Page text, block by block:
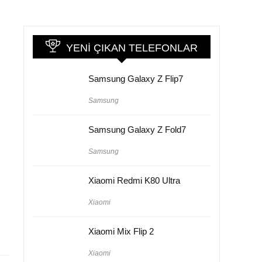
YENI ÇIKAN TELEFONLAR
Samsung Galaxy Z Flip7
Samsung
Samsung Galaxy Z Fold7
Samsung
Xiaomi Redmi K80 Ultra
Xiaomi
Xiaomi Mix Flip 2
Xiaomi